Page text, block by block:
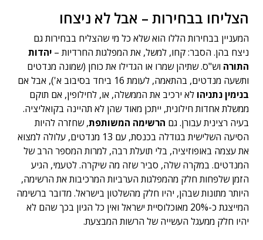
הצליחו בבחירות – אבל לא ניצחו
המעניין בבחירות הללו הוא שלא כל מי שהצליח בבחירות גם
ניצח בהן. הסבר: קחו, למשל, את המפלגות החרדיות – יהדות
התורה וש"ס. שתיהן שמרו או הגדילו את כוחן (שמונה מנדטים
ותשעה מנדטים, בהתאמה, לעומת 16 ביחד בסיבוב א'), אבל אם
בנימין נתניהו לא ירכיב את הממשלה, או, לחילופין, אם תוקם
ממשלת אחדות חילונית, ייתכן מאוד שהן לא תהיינה בקואליציה.
בעיה רצינית עבורן. גם הרשימה המשותפת, שחזרה להיות
הסיעה השלישית בגודלה בכנסת, עם 13 מנדטים, עלולה למצוא
את עצמה באופוזיציה, בלי תועלת רבה, למרות המספר הרב של
המנדטים. במקרה שלה, סביר שזה מה שיקרה. לטעמי, הגיע
הזמן שלפחות חלק מהמפלגות הערביות המרכיבות את הרשימה,
היותר מתונות שבהן, יהיו חלק מהשלטון בישראל. מדובר ברשימה
המייצגת כ-20% מאוכלוסיית ישראל ואין כל הגיון בכך שהם לא
יהיו חלק ממעגל העשייה של הרשות המבצעת.